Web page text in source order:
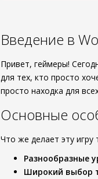
Введение в
Привет, геймеры!
для тех, кто просто
просто находка для
Основные
Что же делает эту
Разнообразные
Широкий выбор